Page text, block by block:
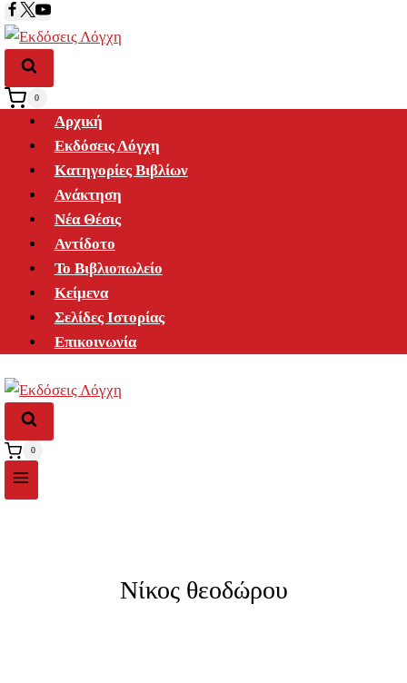
Skip
to
content
0
Αρχική
Εκδόσεις Λόγχη
Κατηγορίες Βιβλίων
Ανάκτηση
Νέα Θέσις
Αντίδοτο
Το Βιβλιοπωλείο
Κείμενα
Σελίδες Ιστορίας
Επικοινωνία
0
Νίκος θεοδώρου